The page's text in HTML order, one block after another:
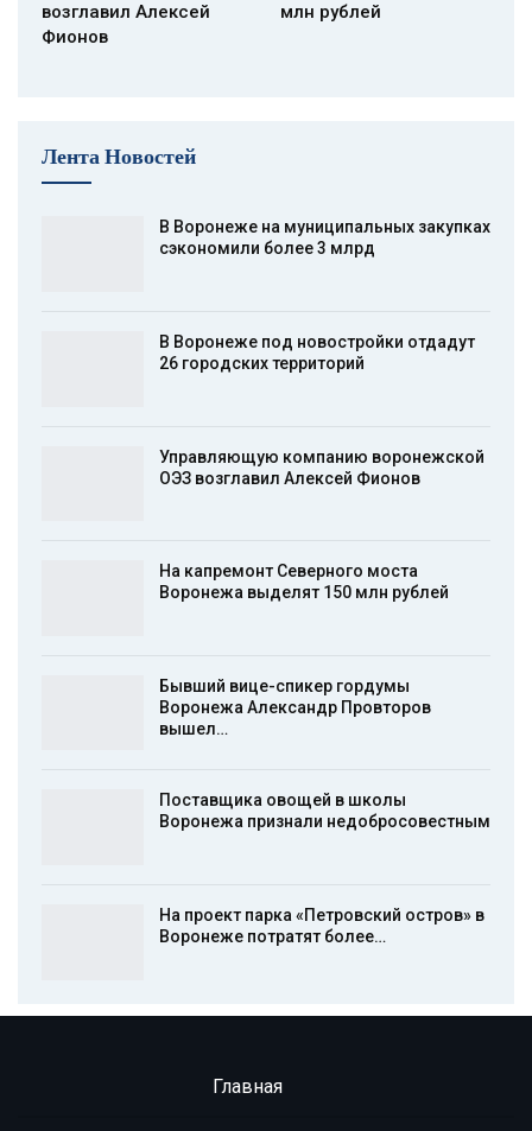
возглавил Алексей
Фионов
млн рублей
Лента Новостей
В Воронеже на муниципальных закупках
сэкономили более 3 млрд
В Воронеже под новостройки отдадут
26 городских территорий
Управляющую компанию воронежской
ОЭЗ возглавил Алексей Фионов
На капремонт Северного моста
Воронежа выделят 150 млн рублей
Бывший вице-спикер гордумы
Воронежа Александр Провторов
вышел…
Поставщика овощей в школы
Воронежа признали недобросовестным
На проект парка «Петровский остров» в
Воронеже потратят более…
Главная